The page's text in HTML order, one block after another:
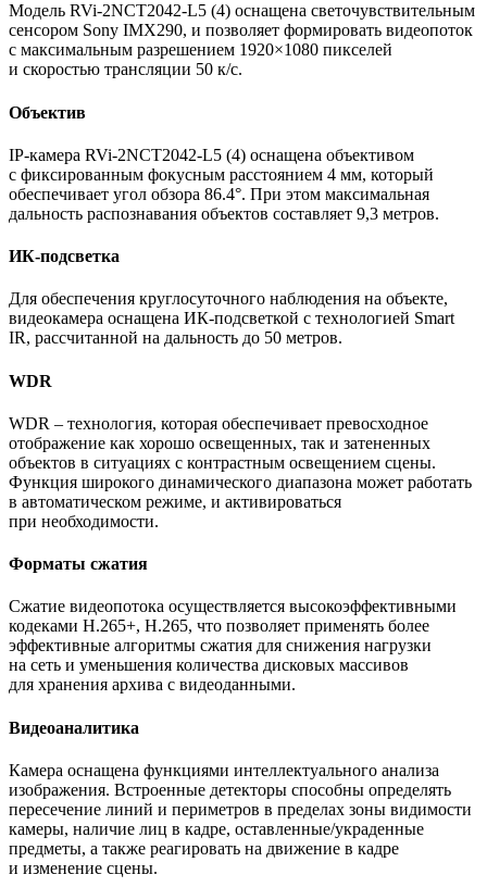
Модель RVi-2NCT2042-L5 (4) оснащена светочувствительным
сенсором Sony IMX290, и позволяет формировать видеопоток
с максимальным разрешением 1920×1080 пикселей
и скоростью трансляции 50 к/с.
Объектив
IP-камера RVi-2NCT2042-L5 (4) оснащена объективом
с фиксированным фокусным расстоянием 4 мм, который
обеспечивает угол обзора 86.4°. При этом максимальная
дальность распознавания объектов составляет 9,3 метров.
ИК-подсветка
Для обеспечения круглосуточного наблюдения на объекте,
видеокамера оснащена ИК-подсветкой с технологией Smart
IR, рассчитанной на дальность до 50 метров.
WDR
WDR – технология, которая обеспечивает превосходное
отображение как хорошо освещенных, так и затененных
объектов в ситуациях с контрастным освещением сцены.
Функция широкого динамического диапазона может работать
в автоматическом режиме, и активироваться
при необходимости.
Форматы сжатия
Сжатие видеопотока осуществляется высокоэффективными
кодеками H.265+, H.265, что позволяет применять более
эффективные алгоритмы сжатия для снижения нагрузки
на сеть и уменьшения количества дисковых массивов
для хранения архива с видеоданными.
Видеоаналитика
Камера оснащена функциями интеллектуального анализа
изображения. Встроенные детекторы способны определять
пересечение линий и периметров в пределах зоны видимости
камеры, наличие лиц в кадре, оставленные/украденные
предметы, а также реагировать на движение в кадре
и изменение сцены.